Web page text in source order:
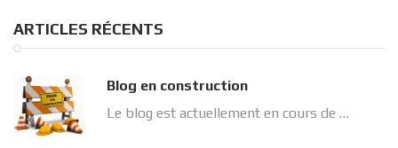
ARTICLES RÉCENTS
Blog en construction
Le blog est actuellement en cours de …